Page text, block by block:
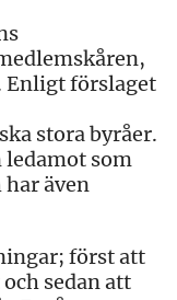
Enligt förslaget
stora byråer.
ledamot som
även
först att
sedan att